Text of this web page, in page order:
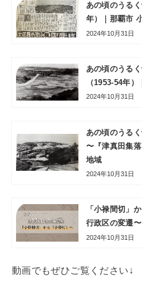
あの頃のうる
年）｜那覇市
2024年10月31日
あの頃のうる
（1953-54年
2024年10月31日
あの頃のうる
〜『津真田集
地域
2024年10月31日
「小禄間切」
行政区の変遷
2024年10月31日
動画でもぜひご覧ください↓